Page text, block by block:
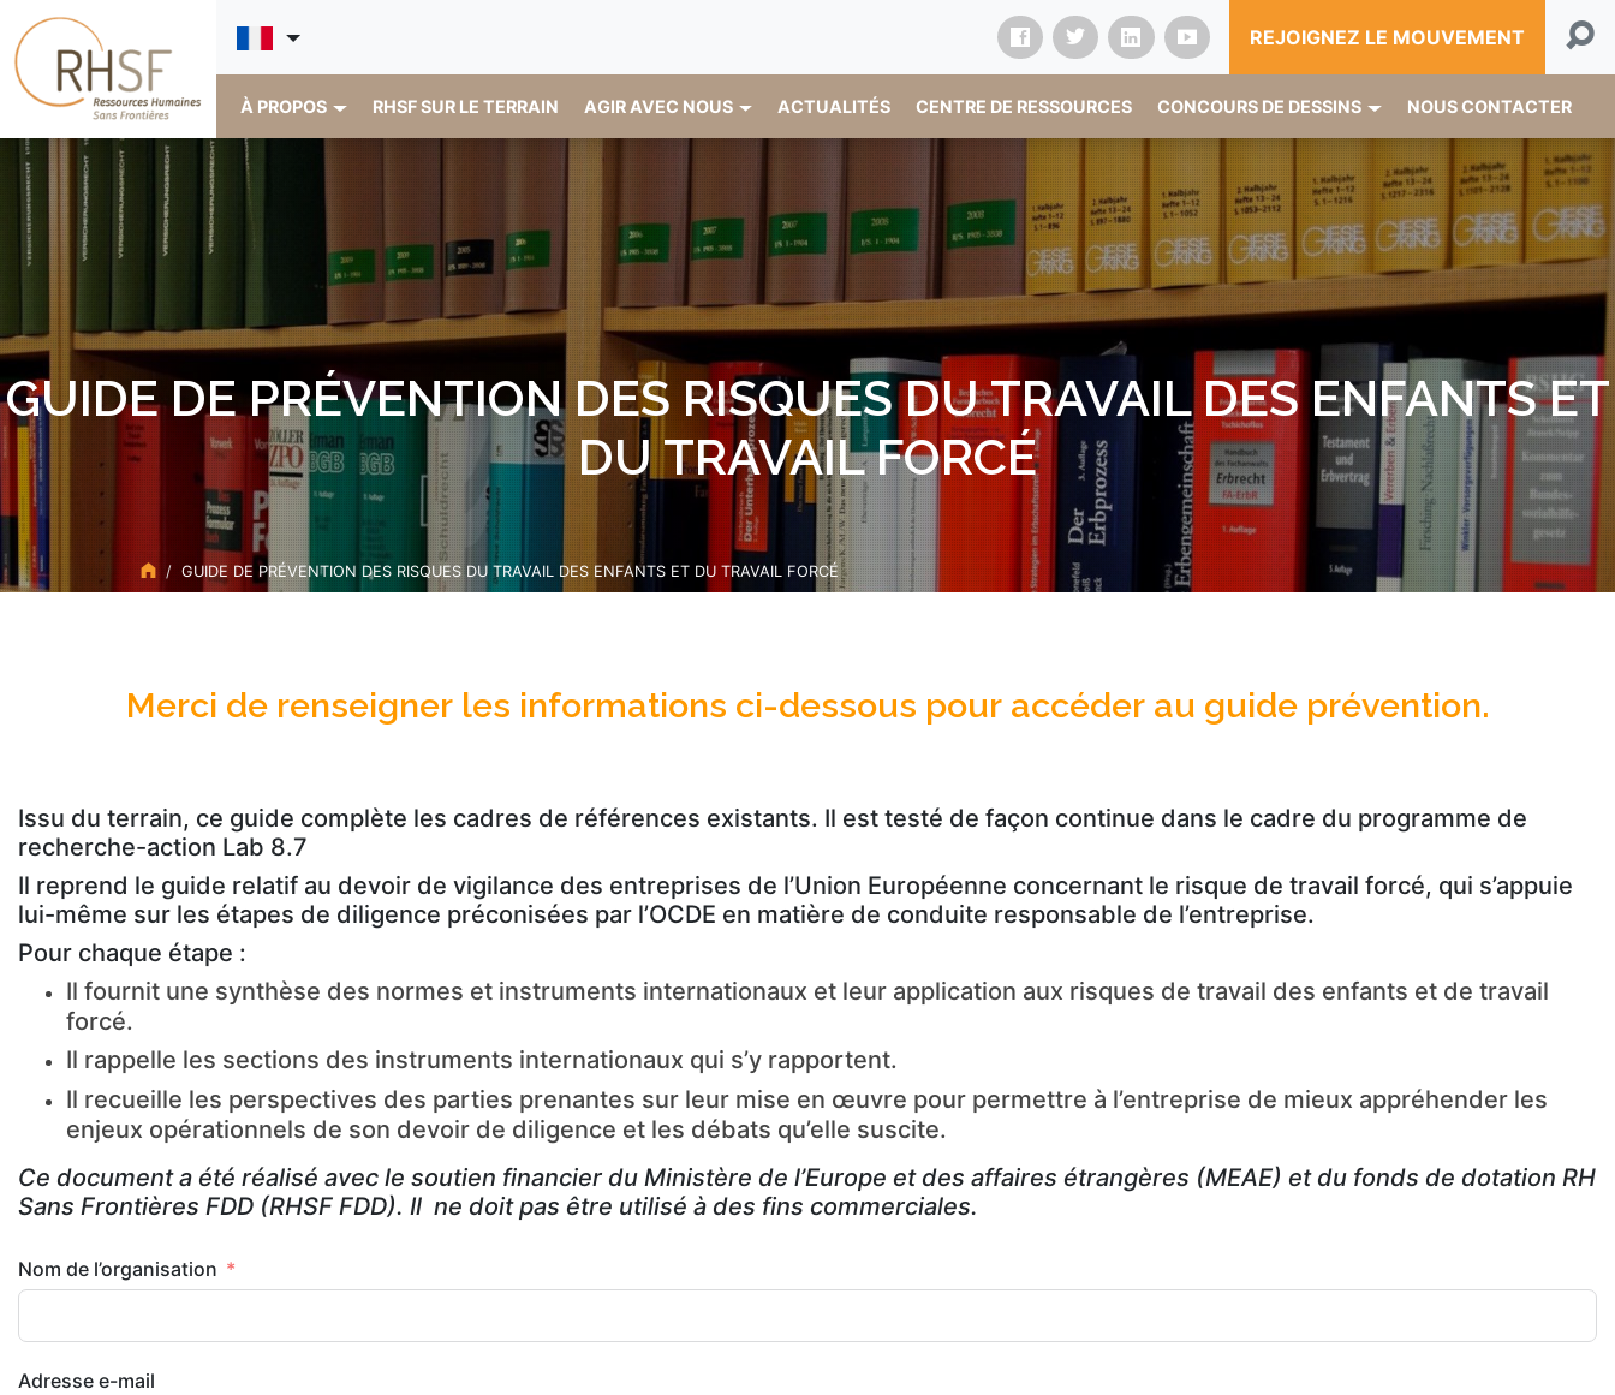
REJOIGNEZ LE MOUVEMENT
À PROPOS RHSF SUR LE TERRAIN AGIR AVEC NOUS ACTUALITÉS CENTRE DE RESSOURCES CONCOURS DE DESSINS NOUS CONTACTER
GUIDE DE PRÉVENTION DES RISQUES DU TRAVAIL DES ENFANTS ET
DU TRAVAIL FORCÉ
GUIDE DE PRÉVENTION DES RISQUES DU TRAVAIL DES ENFANTS ET DU TRAVAIL FORCÉ
Merci de renseigner les informations ci-dessous pour accéder au guide prévention.
Issu du terrain, ce guide complète les cadres de références existants. Il est testé de façon continue dans le cadre du programme de
recherche-action Lab 8.7
Il reprend le guide relatif au devoir de vigilance des entreprises de l’Union Européenne concernant le risque de travail forcé, qui s’appuie
lui-même sur les étapes de diligence préconisées par l’OCDE en matière de conduite responsable de l’entreprise.
Pour chaque étape :
Il fournit une synthèse des normes et instruments internationaux et leur application aux risques de travail des enfants et de travail
forcé.
Il rappelle les sections des instruments internationaux qui s’y rapportent.
Il recueille les perspectives des parties prenantes sur leur mise en œuvre pour permettre à l’entreprise de mieux appréhender les
enjeux opérationnels de son devoir de diligence et les débats qu’elle suscite.
Ce document a été réalisé avec le soutien financier du Ministère de l’Europe et des affaires étrangères (MEAE) et du fonds de dotation RH
Sans Frontières FDD (RHSF FDD). Il ne doit pas être utilisé à des fins commerciales.
Nom de l’organisation
Adresse e-mail